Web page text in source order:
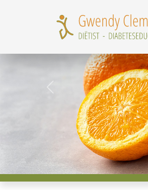
Previous